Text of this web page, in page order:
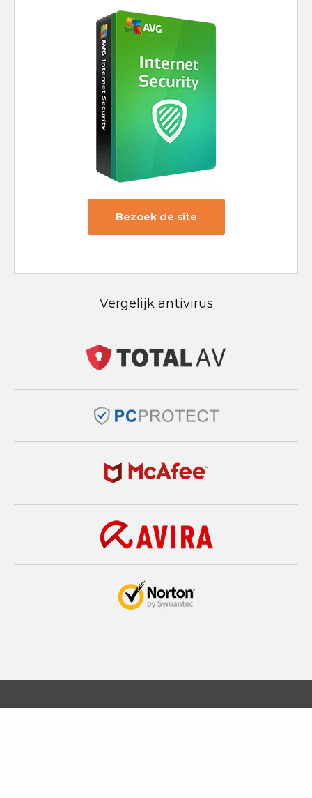
Vergelijk antivirus
Bezoek de site